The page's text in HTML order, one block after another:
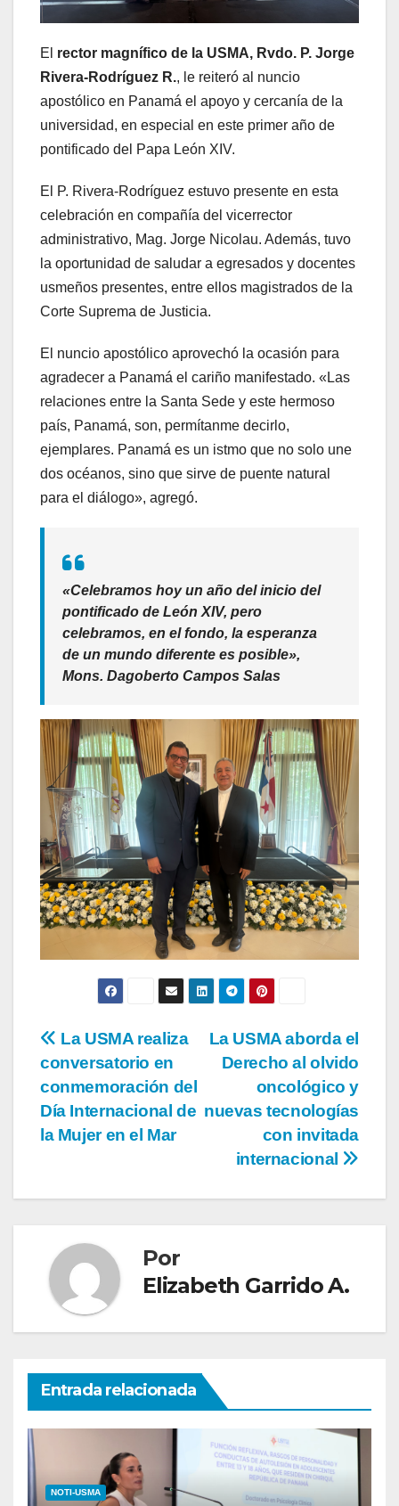
El rector magnífico de la USMA, Rvdo. P. Jorge
Rivera-Rodríguez R., le reiteró al nuncio
apostólico en Panamá el apoyo y cercanía de la
universidad, en especial en este primer año de
pontificado del Papa León XIV.
El P. Rivera-Rodríguez estuvo presente en esta
celebración en compañía del vicerrector
administrativo, Mag. Jorge Nicolau. Además, tuvo
la oportunidad de saludar a egresados y docentes
usmeños presentes, entre ellos magistrados de la
Corte Suprema de Justicia.
El nuncio apostólico aprovechó la ocasión para
agradecer a Panamá el cariño manifestado. «Las
relaciones entre la Santa Sede y este hermoso
país, Panamá, son, permítanme decirlo,
ejemplares. Panamá es un istmo que no solo une
dos océanos, sino que sirve de puente natural
para el diálogo», agregó.
«Celebramos hoy un año del inicio del
pontificado de León XIV, pero
celebramos, en el fondo, la esperanza
de un mundo diferente es posible»,
Mons. Dagoberto Campos Salas
La USMA aborda el
Derecho al olvido
oncológico y
nuevas tecnologías
con invitada
internacional
La USMA realiza
conversatorio en
conmemoración del
Día Internacional de
la Mujer en el Mar
Por
Elizabeth Garrido A.
Entrada relacionada
NOTI-USMA